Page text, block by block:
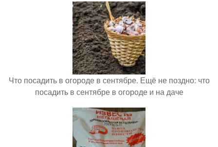
Что посадить в огороде в сентябре. Ещё не поздно: что
посадить в сентябре в огороде и на даче